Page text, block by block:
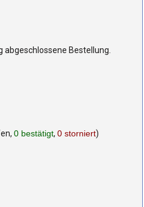
Bestellung.
0 bestätigt, 0 storniert)